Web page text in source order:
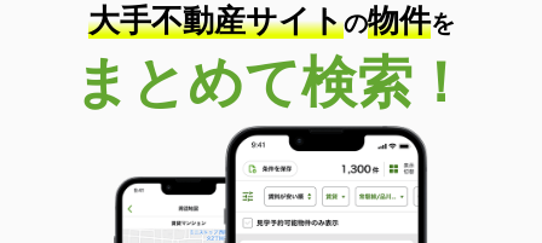
大手不動産サイトの物件を
まとめて検索！